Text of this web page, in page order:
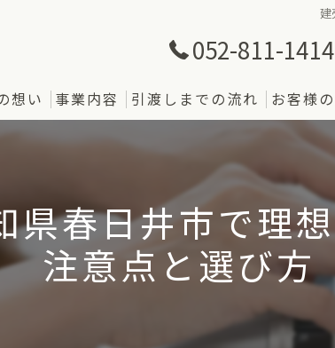
建
052-811-1414
想い 事業内容 引渡しまでの流れ お客様
県春日井市で理
注意点と選び方